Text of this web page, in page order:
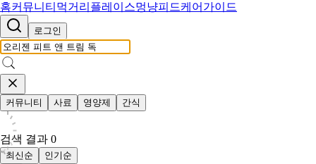
홈커뮤니티 먹거리 플레이스멍냥피드케어가이드
로그인
커뮤니티 사료 영양제 간식
검색 결과 0
최신순
인기순